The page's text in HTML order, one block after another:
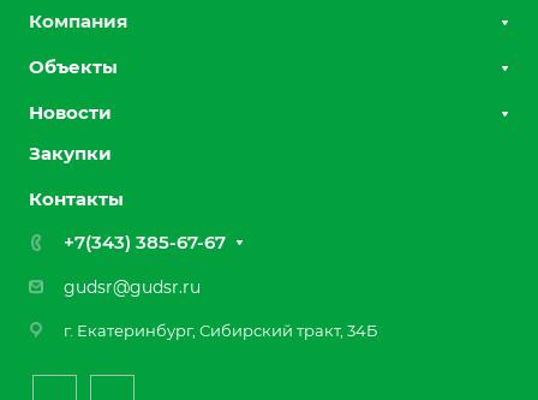
Компания
О компании
Лицензии
Отзывы
Реквизиты
Объекты
Дорожные работы
Земляные работы
Новости
Закупки
Контакты
+7(343) 385-67-67
gudsr@gudsr.ru
г. Екатеринбург, Сибирский тракт, 34Б